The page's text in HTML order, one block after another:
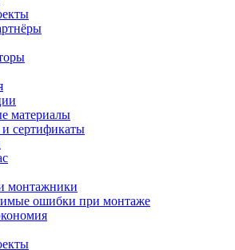
материалы
сертификаты
монтажники
ошибки при монтаже